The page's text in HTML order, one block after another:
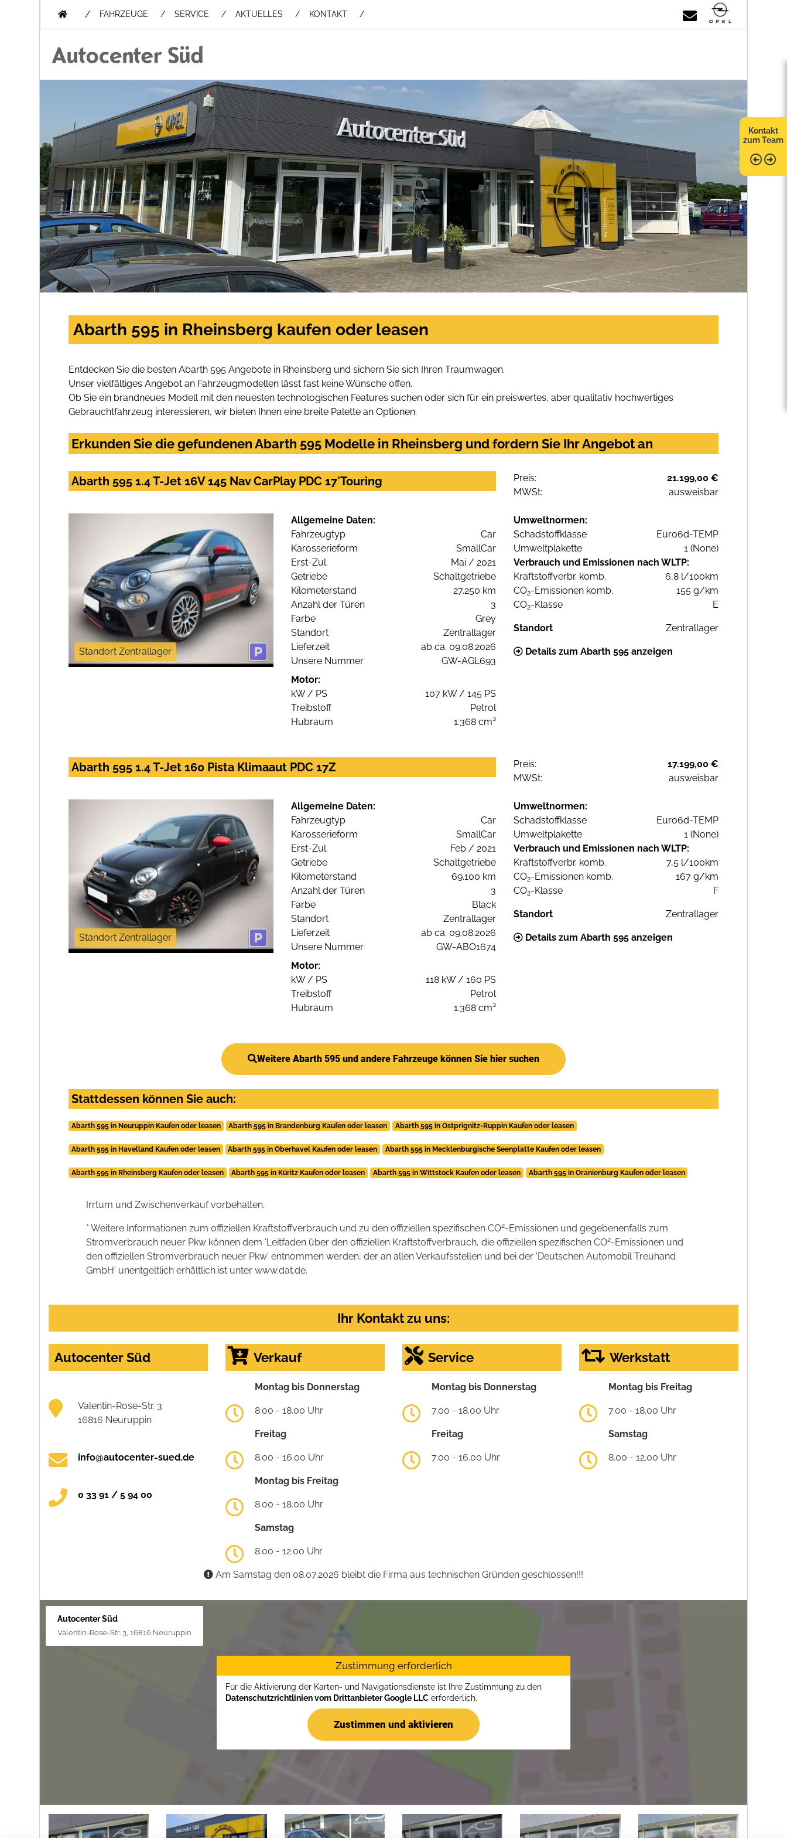
/ FAHRZEUGE SERVICE AKTUELLES KONTAKT
Kontakt
zum Team
Abarth 595 in Rheinsberg kaufen oder leasen
Entdecken Sie die besten Abarth 595 Angebote in Rheinsberg und sichern Sie sich Ihren Traumwagen.
Unser vielfältiges Angebot an Fahrzeugmodellen lässt fast keine Wünsche offen.
Ob Sie ein brandneues Modell mit den neuesten technologischen Features suchen oder sich für ein preiswertes, aber qualitativ hochwertiges
Gebrauchtfahrzeug interessieren, wir bieten Ihnen eine breite Palette an Optionen.
Erkunden Sie die gefundenen Abarth 595 Modelle in Rheinsberg und fordern Sie Ihr Angebot an
Abarth 595 1.4 T-Jet 16V 145 Nav CarPlay PDC 17'Touring Preis:
21.199,00 €
MWSt:
ausweisbar
Standort Zentrallager
Allgemeine Daten:
Fahrzeugtyp
Car
Karosserieform
SmallCar
Erst-Zul.
Mai / 2021
Getriebe
Schaltgetriebe
Kilometerstand
27.250 km
Anzahl der Türen
3
Farbe
Grey
Standort
Zentrallager
Lieferzeit
ab ca. 09.08.2026
Unsere Nummer
GW-AGL693
Motor:
kW / PS
107 kW / 145 PS
Treibstoff
Petrol
Hubraum
1.368 cm³
Umweltnormen:
Schadstoffklasse
Euro6d-TEMP
Umweltplakette
1 (None)
Verbrauch und Emissionen nach WLTP:
Kraftstoffverbr. komb.
6,8 l/100km
CO2-Emissionen komb.
155 g/km
CO2-Klasse E
Standort Zentrallager
Details zum Abarth 595 anzeigen
Abarth 595 1.4 T-Jet 160 Pista Klimaaut PDC 17Z Preis:
17.199,00 €
MWSt:
ausweisbar
Standort Zentrallager
Allgemeine Daten:
Fahrzeugtyp
Car
Karosserieform
SmallCar
Erst-Zul.
Feb / 2021
Getriebe
Schaltgetriebe
Kilometerstand
69.100 km
Anzahl der Türen
3
Farbe
Black
Standort
Zentrallager
Lieferzeit
ab ca. 09.08.2026
Unsere Nummer
GW-ABO1674
Motor:
kW / PS
118 kW / 160 PS
Treibstoff
Petrol
Hubraum
1.368 cm³
Umweltnormen:
Schadstoffklasse
Euro6d-TEMP
Umweltplakette
1 (None)
Verbrauch und Emissionen nach WLTP:
Kraftstoffverbr. komb.
7,5 l/100km
CO2-Emissionen komb.
167 g/km
CO2-Klasse F
Standort Zentrallager
Details zum Abarth 595 anzeigen
Weitere Abarth 595 und andere Fahrzeuge können Sie hier suchen
Stattdessen können Sie auch:
Abarth 595 in Neuruppin Kaufen oder leasen Abarth 595 in Brandenburg Kaufen oder leasen Abarth 595 in Ostprignitz-Ruppin Kaufen oder leasen
Abarth 595 in Havelland Kaufen oder leasen Abarth 595 in Oberhavel Kaufen oder leasen Abarth 595 in Mecklenburgische Seenplatte Kaufen oder leasen
Abarth 595 in Rheinsberg Kaufen oder leasen Abarth 595 in Küritz Kaufen oder leasen Abarth 595 in Wittstock Kaufen oder leasen Abarth 595 in Oranienburg Kaufen oder leasen
Irrtum und Zwischenverkauf vorbehalten.
* Weitere Informationen zum offiziellen Kraftstoffverbrauch und zu den offiziellen spezifischen CO2-Emissionen und gegebenenfalls zum
Stromverbrauch neuer Pkw können dem 'Leitfaden über den offiziellen Kraftstoffverbrauch, die offiziellen spezifischen CO2-Emissionen und
den offiziellen Stromverbrauch neuer Pkw' entnommen werden, der an allen Verkaufsstellen und bei der 'Deutschen Automobil Treuhand
GmbH' unentgeltlich erhältlich ist unter www.dat.de.
Ihr Kontakt zu uns:
Autocenter Süd
Valentin-Rose-Str. 3
16816 Neuruppin
info@autocenter-sued.de
0 33 91 / 5 94 00
Verkauf
Montag bis Donnerstag
8.00 - 18.00 Uhr
Freitag
8.00 - 16.00 Uhr
Montag bis Freitag
8.00 - 18.00 Uhr
Samstag
8.00 - 12.00 Uhr
Service
Montag bis Donnerstag
7.00 - 18.00 Uhr
Freitag
7.00 - 16.00 Uhr
Werkstatt
Montag bis Freitag
7.00 - 18.00 Uhr
Samstag
8.00 - 12.00 Uhr
Am Samstag den 08.07.2026 bleibt die Firma aus technischen Gründen geschlossen!!!
Autocenter Süd
Valentin-Rose-Str. 3, 16816 Neuruppin
Zustimmung erforderlich
Für die Aktivierung der Karten- und Navigationsdienste ist Ihre Zustimmung zu den
Datenschutzrichtlinien vom Drittanbieter Google LLC erforderlich.
Zustimmen und aktivieren